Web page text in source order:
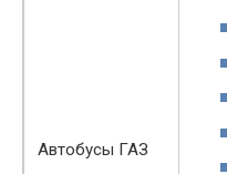
Автобусы ГАЗ